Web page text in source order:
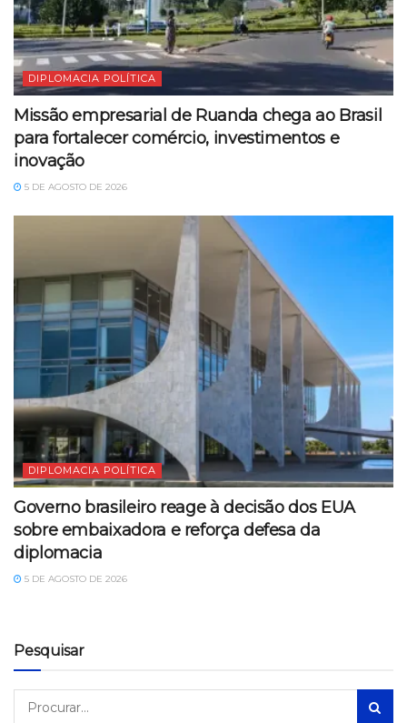
DIPLOMACIA POLÍTICA
Missão empresarial de Ruanda chega ao Brasil
para fortalecer comércio, investimentos e
inovação
5 DE AGOSTO DE 2026
DIPLOMACIA POLÍTICA
Governo brasileiro reage à decisão dos EUA
sobre embaixadora e reforça defesa da
diplomacia
5 DE AGOSTO DE 2026
Pesquisar